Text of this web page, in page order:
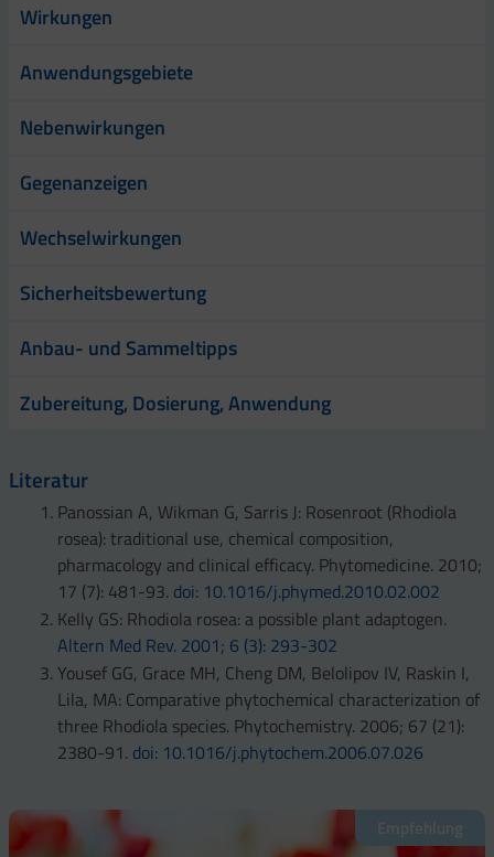
Wirkungen
Anwendungsgebiete
Nebenwirkungen
Gegenanzeigen
Wechselwirkungen
Sicherheitsbewertung
Anbau- und Sammeltipps
Zubereitung, Dosierung, Anwendung
Literatur
Panossian A, Wikman G, Sarris J: Rosenroot (Rhodiola
rosea): traditional use, chemical composition,
pharmacology and clinical efficacy. Phytomedicine. 2010;
17 (7): 481-93. doi: 10.1016/j.phymed.2010.02.002
Kelly GS: Rhodiola rosea: a possible plant adaptogen.
Altern Med Rev. 2001; 6 (3): 293-302
Yousef GG, Grace MH, Cheng DM, Belolipov IV, Raskin I,
Lila, MA: Comparative phytochemical characterization of
three Rhodiola species. Phytochemistry. 2006; 67 (21):
2380-91. doi: 10.1016/j.phytochem.2006.07.026
Empfehlung